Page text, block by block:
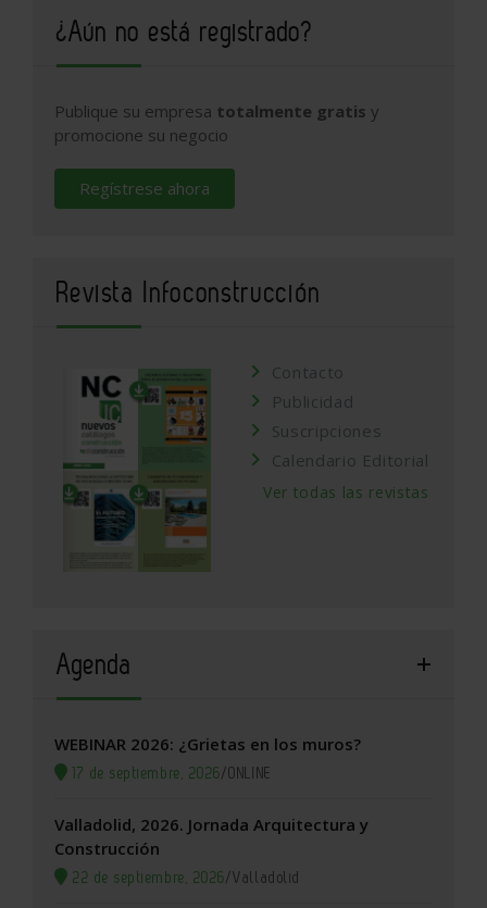
¿Aún no está registrado?
Publique su empresa totalmente gratis y
promocione su negocio
Regístrese ahora
Revista Infoconstrucción
Contacto
Publicidad
Suscripciones
Calendario Editorial
Ver todas las revistas
Agenda
WEBINAR 2026: ¿Grietas en los muros?
17 de septiembre, 2026/ONLINE
Valladolid, 2026. Jornada Arquitectura y
Construcción
22 de septiembre, 2026/Valladolid